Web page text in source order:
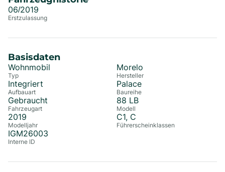
06/2019
Erstzulassung
Basisdaten
Wohnmobil
Typ
Integriert
Aufbauart
Gebraucht
Fahrzeugart
2019
Modelljahr
IGM26003
Interne ID
Morelo
Hersteller
Palace
Baureihe
88 LB
Modell
C1, C
Führerscheinklassen